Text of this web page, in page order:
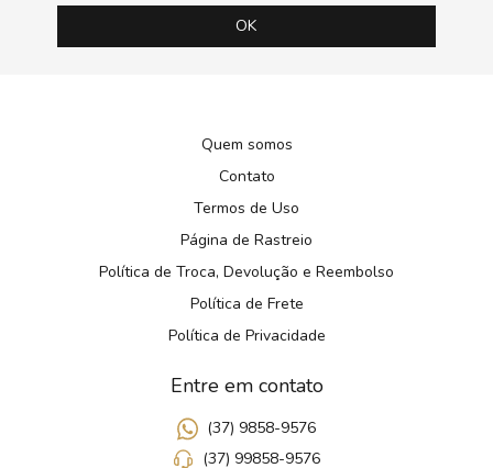
Quem somos
Contato
Termos de Uso
Página de Rastreio
Política de Troca, Devolução e Reembolso
Política de Frete
Política de Privacidade
Entre em contato
(37) 9858-9576
(37) 99858-9576